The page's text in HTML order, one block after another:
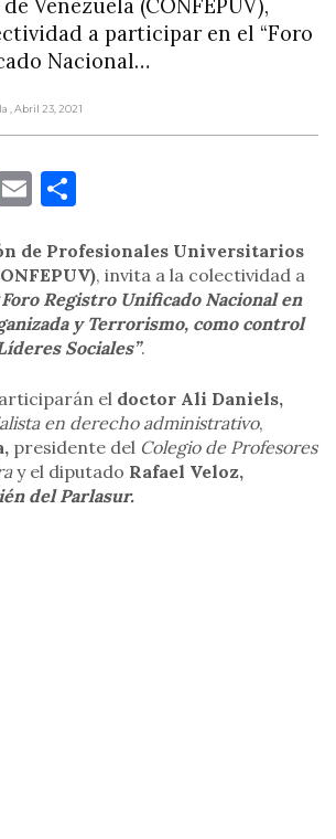
Venezuela (CONFEPUV),
a participar en el “Foro
Nacional…
, Abril 23, 2021
Email
de Profesionales Universitarios
, invita a la colectividad a
Foro Registro Unificado Nacional en
y Terrorismo, como control
Sociales”.
el doctor Ali Daniels,
en derecho administrativo,
presidente del Colegio de Profesores
y el diputado Rafael Veloz,
del Parlasur.